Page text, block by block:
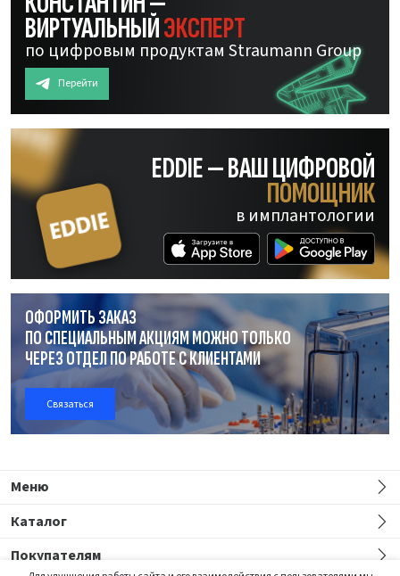
ВИРТУАЛЬНЫЙЭКСПЕРТ
по цифровым продуктам Straumann Group
Перейти
EDDIE — ВАШ ЦИФРОВОЙ
ПОМОЩНИК
в имплантологии
ОФОРМИТЬ ЗАКАЗ
ПО СПЕЦИАЛЬНЫМ АКЦИЯМ МОЖНО ТОЛЬКО
ЧЕРЕЗ ОТДЕЛПО РАБОТЕС КЛИЕНТАМИ
Связаться
Меню
Каталог
Покупателям